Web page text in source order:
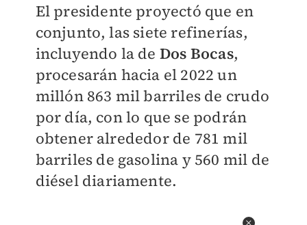
El presidente proyectó que en
conjunto, las siete refinerías,
incluyendo la de Dos Bocas,
procesarán hacia el 2022 un
millón 863 mil barriles de crudo
por día, con lo que se podrán
obtener alrededor de 781 mil
barriles de gasolina y 560 mil de
diésel diariamente.